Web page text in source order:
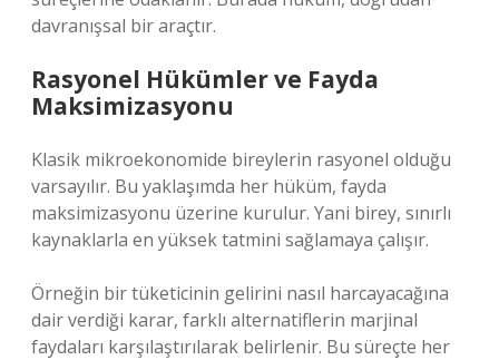
davranışsal bir araçtır.
Rasyonel Hükümler ve Fayda
Maksimizasyonu
Klasik mikroekonomide bireylerin rasyonel olduğu
varsayılır. Bu yaklaşımda her hüküm, fayda
maksimizasyonu üzerine kurulur. Yani birey, sınırlı
kaynaklarla en yüksek tatmini sağlamaya çalışır.
Örneğin bir tüketicinin gelirini nasıl harcayacağına
dair verdiği karar, farklı alternatiflerin marjinal
faydaları karşılaştırılarak belirlenir. Bu süreçte her